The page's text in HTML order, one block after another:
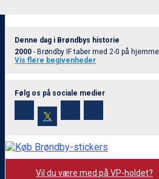
Denne dag i Brøndbys historie
2000 - Brøndby IF taber med 2-0 på
Vis flere begivenheder
Følg os på sociale medier
𝕏
Vil du være med på VP-holdet?